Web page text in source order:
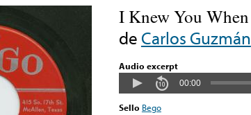
I Knew You When
de Carlos Guzmán
Audio excerpt
00:00
Sello Bego